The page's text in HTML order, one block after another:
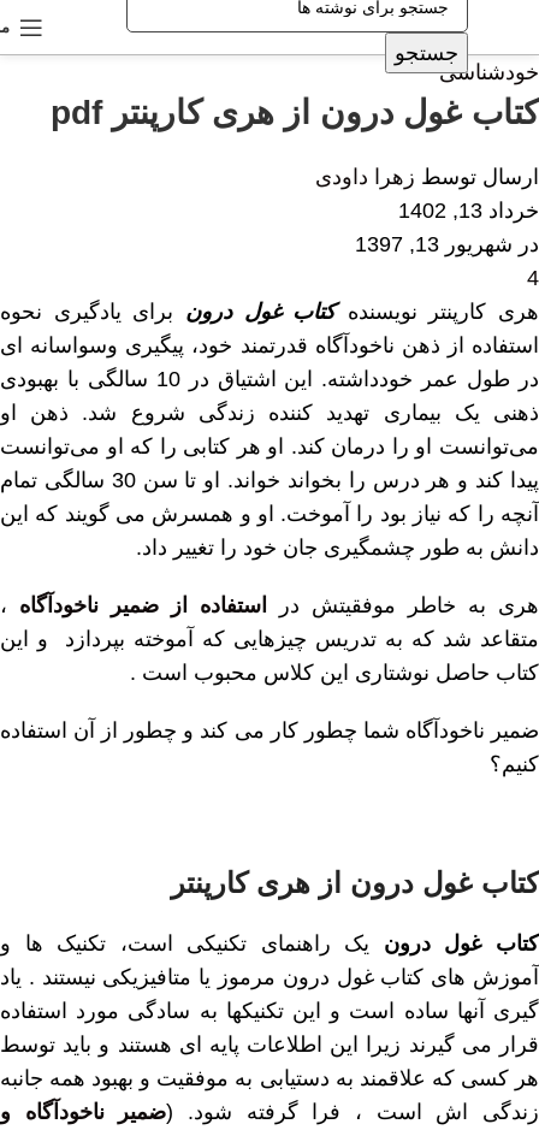
جستجو
خودشناسی
کتاب غول درون از هری کارپنتر pdf
ارسال توسط زهرا داودی
خرداد 13, 1402
در شهریور 13, 1397
4
هری کارپنتر نویسندهکتاب غول درون برای یادگیری نحوه
استفاده از ذهن ناخودآگاه قدرتمند خود، پیگیری وسواسانه ای
در طول عمر خودداشته. این اشتیاق در 10 سالگی با بهبودی
ذهنی یک بیماری تهدید کننده زندگی شروع شد. ذهن او
می‌توانست او را درمان کند. او هر کتابی را که او می‌توانست
پیدا کند و هر درس را بخواند خواند. او تا سن 30 سالگی تمام
آنچه را که نیاز بود را آموخت. او و همسرش می گویند که این
دانش به طور چشمگیری جان خود را تغییر داد.
هری به خاطر موفقیتش در استفاده از ضمیر ناخودآگاه ،
متقاعد شد که به تدریس چیزهایی که آموخته بپردازد و این
کتاب حاصل نوشتاری این کلاس محبوب است .
ضمیر ناخودآگاه شما چطور کار می کند و چطور از آن استفاده
کنیم؟
کتاب غول درون از هری کارپنتر
کتاب غول درون یک راهنمای تکنیکی است، تکنیک ها و
آموزش های کتاب غول درون مرموز یا متافیزیکی نیستند . یاد
گیری آنها ساده است و این تکنیکها به سادگی مورد استفاده
قرار می گیرند زیرا این اطلاعات پایه ای هستند و باید توسط
هر کسی که علاقمند به دستیابی به موفقیت و بهبود همه جانبه
زندگی اش است ، فرا گرفته شود. (ضمیر ناخودآگاه و